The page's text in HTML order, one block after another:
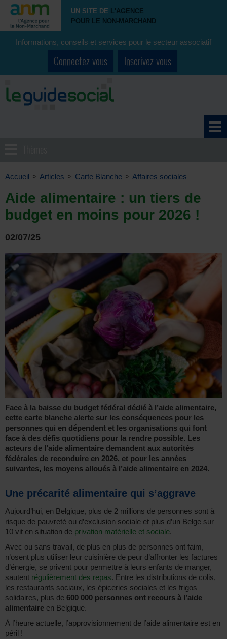
UN SITE DE L'AGENCE
POUR LE NON-MARCHAND
Informations, conseils et services pour le secteur associatif
Connectez-vous Inscrivez-vous
Accueil > Articles > Carte Blanche > Affaires sociales
Aide alimentaire : un tiers de
budget en moins pour 2026 !
02/07/25
Face à la baisse du budget fédéral dédié à l’aide alimentaire,
cette carte blanche alerte sur les conséquences pour les
personnes qui en dépendent et les organisations qui font
face à des défis quotidiens pour la rendre possible. Les
acteurs de l’aide alimentaire demandent aux autorités
fédérales de reconduire en 2026, et pour les années
suivantes, les moyens alloués à l’aide alimentaire en 2024.
Une précarité alimentaire qui s’aggrave
Aujourd’hui, en Belgique, plus de 2 millions de personnes sont à
risque de pauvreté ou d’exclusion sociale et plus d’un Belge sur
10 vit en situation de privation matérielle et sociale.
Avec ou sans travail, de plus en plus de personnes ont faim,
n’osent plus utiliser leur cuisinière de peur d’affronter les factures
d’énergie, se privent pour permettre à leurs enfants de manger,
sautent régulièrement des repas. Entre les distributions de colis,
les restaurants sociaux, les épiceries sociales et les frigos
solidaires, plus de 600 000 personnes ont recours à l’aide
alimentaire en Belgique.
À l’heure actuelle, l’approvisionnement de l’aide alimentaire est en
péril !